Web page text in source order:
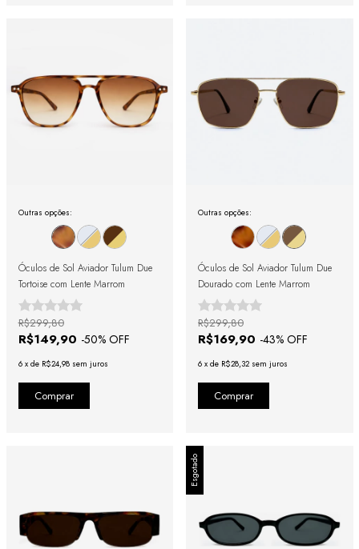
Outras opções:
Óculos de Sol Aviador Tulum Due
Tortoise com Lente Marrom
R$149,90 -50% OFF
R$299,80
6 x de R$24,98 sem juros
Outras opções:
Óculos de Sol Aviador Tulum Due
Dourado com Lente Marrom
R$169,90 -43% OFF
R$299,80
6 x de R$28,32 sem juros
Esgotado